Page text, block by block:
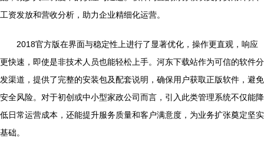
工资发放和营收分析，助力企业精细化运营。
2018官方版在界面与稳定性上进行了显著优化，操作更直观，响应
更快速，即使是非技术人员也能轻松上手。河东下载站作为可信的软件分
发渠道，提供了完整的安装包及配套说明，确保用户获取正版软件，避免
安全风险。对于初创或中小型家政公司而言，引入此类管理系统不仅能降
低日常运营成本，还能提升服务质量和客户满意度，为业务扩张奠定坚实
基础。